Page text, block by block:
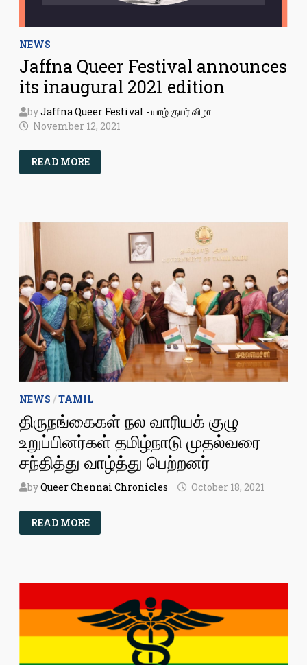
NEWS
Jaffna Queer Festival announces
its inaugural 2021 edition
byJaffna Queer Festival - யாழ் குயர் விழா
November 12, 2021
JAFFNA
QUEER
FESTIVAL
EDITION
READ MORE
NEWS /TAMIL
திருநங்கைகள் நல வாரியக் குழு
உறுப்பினர்கள் தமிழ்நாடு முதல்வரை
சந்தித்து வாழ்த்து பெற்றனர்
byQueer Chennai Chronicles October 18, 2021
திருநங்கைகள்
நல
வாரியக்
சந்தித்து
READ MORE